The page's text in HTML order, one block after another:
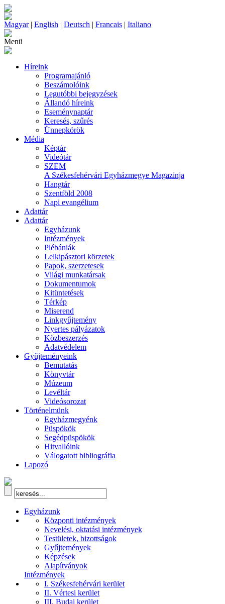
Magyar| English | Deutsch | Francais | Italiano
Menü
Híreink
Programajánló
Beszámolóink
Legutóbbi bejegyzések
Állandó híreink
Eseménynaptár
Keresés, szűrés
Ünnepkörök
Média
Képtár
Videótár
SZEM
A Székesfehérvári Egyházmegye Magazinja
Hangtár
Szentföld 2008
Napi evangélium
Adattár
Adattár
Egyházunk
Intézmények
Plébániák
Lelkipásztori körzetek
Papok, szerzetesek
Világi munkatársak
Dokumentumok
Kitüntetések
Térkép
Miserend
Linkgyűjtemény
Nyertes pályázatok
Közbeszerzés
Adatvédelem
Gyűjteményeink
Bemutatás
Könyvtár
Múzeum
Levéltár
Videósorozat
Történelmünk
Egyházmegyénk
Püspökök
Segédpüspökök
Hitvallóink
Válogatott bibliográfia
Lapozó
Egyházunk
Központi intézmények
Nevelési, oktatási intézmények
Testületek, bizottságok
Gyűjtemények
Képzések
Alapítványok
Intézmények
I. Székesfehérvári kerület
II. Vértesi kerület
III. Budai kerület